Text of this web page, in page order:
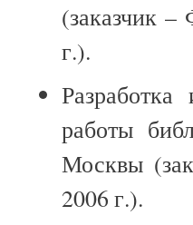
(заказчик –
г.).
работы
Москвы
2006 г.).